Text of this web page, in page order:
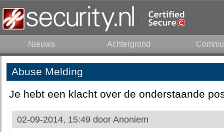
Nieuws Achtergrond
Abuse Melding
Je hebt een klacht over de onderstaande
02-09-2014, 15:49 door Anoniem